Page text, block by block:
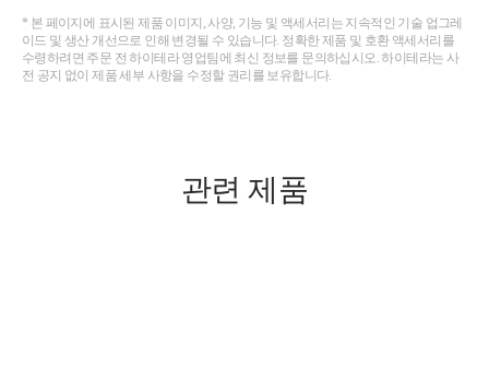
* 본 페이지에 표시된 제품 이미지, 사양, 기능 및 액세서리는 지속적인 기술 업그레
이드 및 생산 개선으로 인해 변경될 수 있습니다. 정확한 제품 및 호환 액세서리를
수령하려면 주문 전 하이테라 영업팀에 최신 정보를 문의하십시오. 하이테라는 사
전 공지 없이 제품 세부 사항을 수정할 권리를 보유합니다.
관련 제품